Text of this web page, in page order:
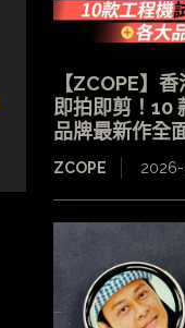
【ZCOPE】
即拍即剪！10
品牌最新作全
ZCOPE